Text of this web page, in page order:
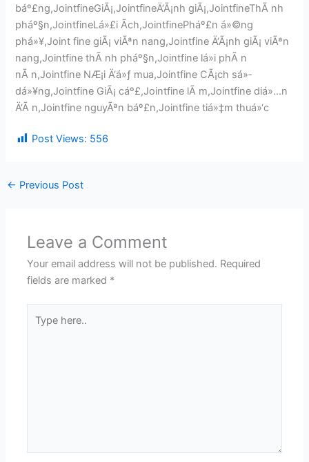
báº£ng,JointfineGiÃ¡,JointfineÄ‘Ã¡nh giÃ¡,JointfineThÃ nh
pháº§n,JointfineLá»£i Ã­ch,JointfinePháº£n á»©ng
phá»¥,Joint fine giÃ¡ viÃªn nang,Jointfine Ä‘Ã¡nh giÃ¡ viÃªn
nang,Jointfine thÃ nh pháº§n,Jointfine lá»i phÃ n
nÃ n,Jointfine NÆ¡i Ä‘á»ƒ mua,Jointfine CÃ¡ch sá»­
dá»¥ng,Jointfine GiÃ¡ cáº£,Jointfine lÃ m,Jointfine diá»…n
Ä‘Ã n,Jointfine nguyÃªn báº£n,Jointfine tiá»‡m thuá»‘c
Post Views: 556
← Previous Post
Leave a Comment
Your email address will not be published. Required
fields are marked *
here..